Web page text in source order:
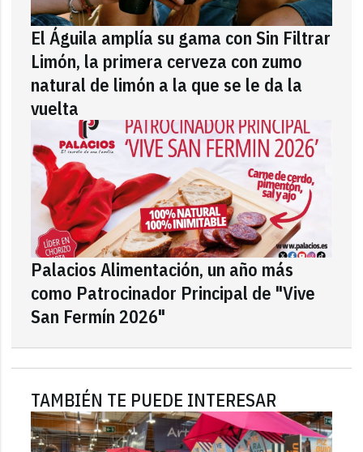
El Águila amplía su gama con Sin Filtrar
Limón, la primera cerveza con zumo
natural de limón a la que se le da la
vuelta
Palacios Alimentación, un año más
como Patrocinador Principal de "Vive
San Fermín 2026"
TAMBIÉN TE PUEDE INTERESAR